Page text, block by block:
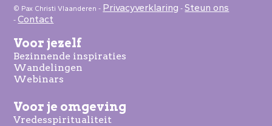
© Pax Christi Vlaanderen - Privacyverklaring -Steun ons
-Contact
Voor jezelf
Bezinnende inspiraties
Wandelingen
Webinars
Voor je omgeving
Vredesspiritualiteit